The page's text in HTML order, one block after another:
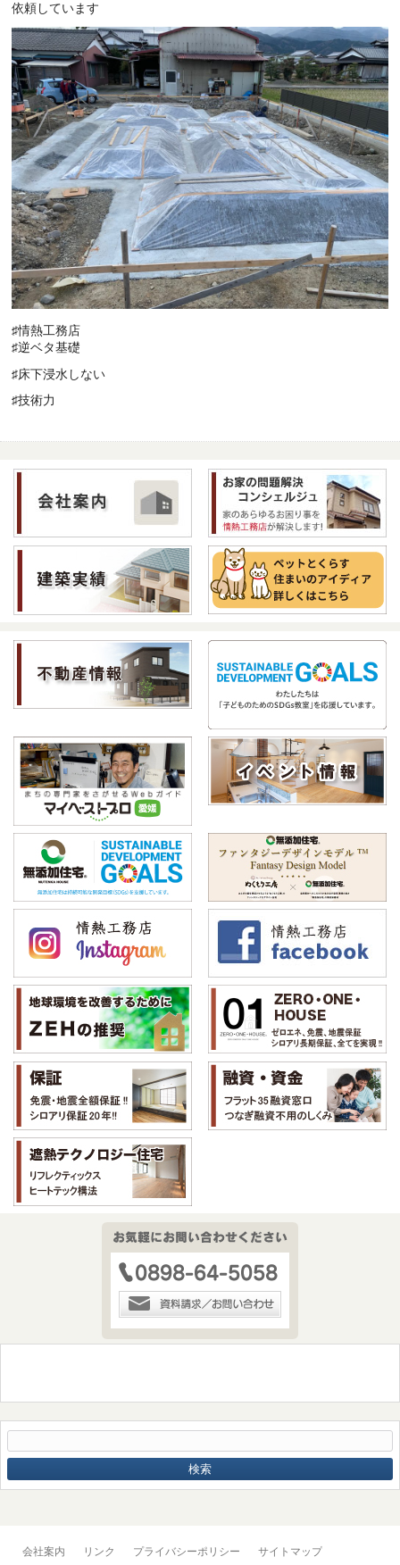
依頼しています
♯情熱工務店
♯逆ベタ基礎
♯床下浸水しない
♯技術力
会社案内 リンク プライバシーポリシー サイトマップ